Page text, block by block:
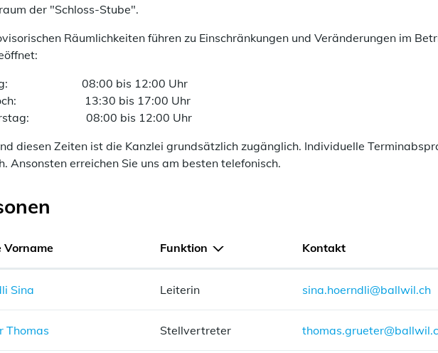
der "Schloss-Stube".
Räumlichkeiten führen zu Einschränkungen und Veränderungen im
08:00 bis 12:00 Uhr
13:30 bis 17:00 Uhr
08:00 bis 12:00 Uhr
diesen Zeiten ist die Kanzlei grundsätzlich zugänglich. Individuelle
Ansonsten erreichen Sie uns am besten telefonisch.
Vorname Funktion Kontakt
Sina Leiterin sina.hoerndli@ballwil.ch
Thomas Stellvertreter